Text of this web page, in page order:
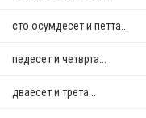
сто осумдесет и петта...
педесет и четврта...
дваесет и трета...